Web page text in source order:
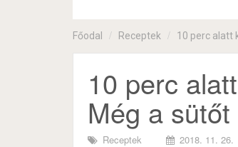
Főodal Receptek 10 perc alatt
10 perc
Még a
Receptek 2018. 11. 26.